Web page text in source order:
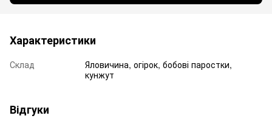
Характеристики
Склад
Яловичина, огірок, бобові паростки,
кунжут
Відгуки